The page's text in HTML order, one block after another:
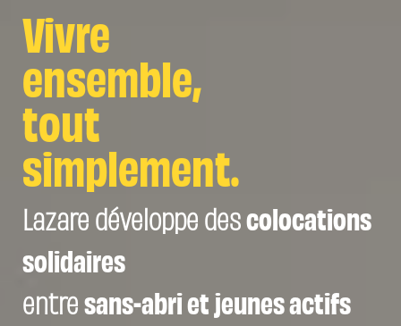
Vivre
ensemble,
tout
simplement.
Lazare développe descolocations
solidaires
entresans-abri et jeunes actifs